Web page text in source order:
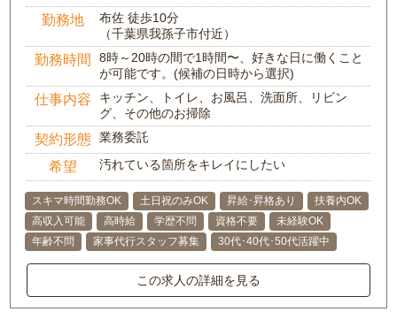
勤務地
布佐 徒歩10分
（千葉県我孫子市付近）
勤務時間
8時～20時の間で1時間〜、好きな日に働くこと
が可能です。(候補の日時から選択)
仕事内容
キッチン、トイレ、お風呂、洗面所、リビン
グ、その他のお掃除
契約形態 業務委託
希望 汚れている箇所をキレイにしたい
スキマ時間勤務OK 土日祝のみOK 昇給･昇格あり
扶養内OK
高収入可能
高時給 学歴不問 資格不要
未経験OK
年齢不問
家事代行スタッフ募集 30代･40代･50代活躍中
この求人の詳細を見る